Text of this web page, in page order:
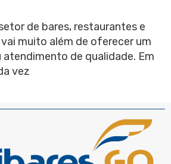
de bares, restaurantes e
muito além de oferecer um
de qualidade. Em
vez